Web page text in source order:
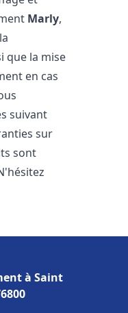
Marly,
que la mise
en cas
suivant
sur
sont
à Saint